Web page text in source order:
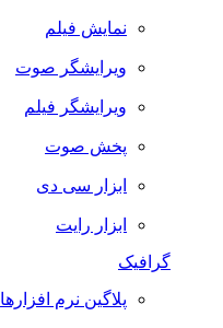
نمایش فیلم
ویرایشگر صوت
ویرایشگر فیلم
پخش صوت
ابزار سی دی
ابزار رایت
گرافیک
پلاگین نرم افزارها